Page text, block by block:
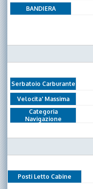
BANDIERA
Serbatoio Carburante
Velocita' Massima
Categoria
Navigazione
Posti Letto Cabine